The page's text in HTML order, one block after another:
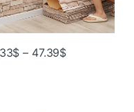
$ – 47.39$